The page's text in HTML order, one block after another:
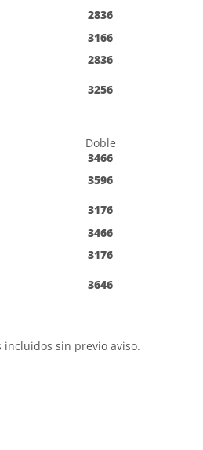
2836
3166
2836
3256
Doble
3466
3596
3176
3466
3176
3646
sin previo aviso.